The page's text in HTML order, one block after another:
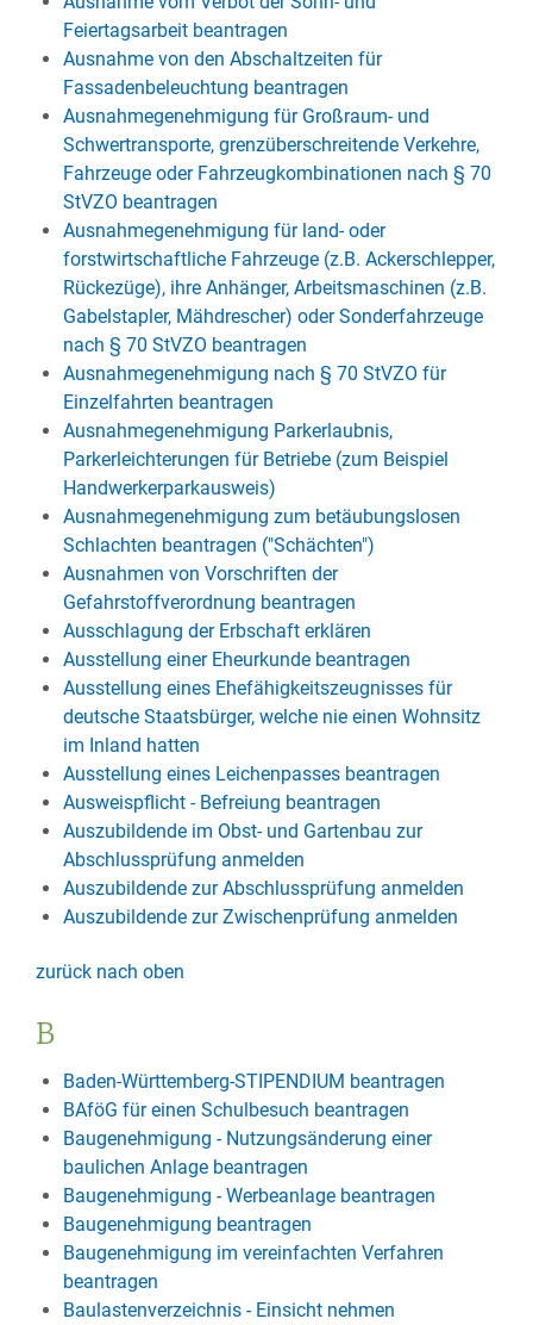
Feiertagsarbeit beantragen
Ausnahme von den Abschaltzeiten für
Fassadenbeleuchtung beantragen
Ausnahmegenehmigung für Großraum- und
Schwertransporte, grenzüberschreitende Verkehre,
Fahrzeuge oder Fahrzeugkombinationen nach § 70
StVZO beantragen
Ausnahmegenehmigung für land- oder
forstwirtschaftliche Fahrzeuge (z.B. Ackerschlepper,
Rückezüge), ihre Anhänger, Arbeitsmaschinen (z.B.
Gabelstapler, Mähdrescher) oder Sonderfahrzeuge
nach § 70 StVZO beantragen
Ausnahmegenehmigung nach § 70 StVZO für
Einzelfahrten beantragen
Ausnahmegenehmigung Parkerlaubnis,
Parkerleichterungen für Betriebe (zum Beispiel
Handwerkerparkausweis)
Ausnahmegenehmigung zum betäubungslosen
Schlachten beantragen ("Schächten")
Ausnahmen von Vorschriften der
Gefahrstoffverordnung beantragen
Ausschlagung der Erbschaft erklären
Ausstellung einer Eheurkunde beantragen
Ausstellung eines Ehefähigkeitszeugnisses für
deutsche Staatsbürger, welche nie einen Wohnsitz
im Inland hatten
Ausstellung eines Leichenpasses beantragen
Ausweispflicht - Befreiung beantragen
Auszubildende im Obst- und Gartenbau zur
Abschlussprüfung anmelden
Auszubildende zur Abschlussprüfung anmelden
Auszubildende zur Zwischenprüfung anmelden
zurück nach oben
B
Baden-Württemberg-STIPENDIUM beantragen
BAföG für einen Schulbesuch beantragen
Baugenehmigung - Nutzungsänderung einer
baulichen Anlage beantragen
Baugenehmigung - Werbeanlage beantragen
Baugenehmigung beantragen
Baugenehmigung im vereinfachten Verfahren
beantragen
Baulastenverzeichnis - Einsicht nehmen